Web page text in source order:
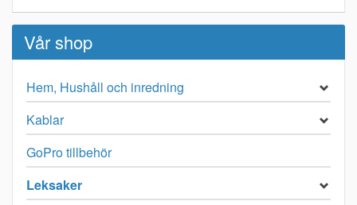
Vår shop
Hem, Hushåll och inredning
Kablar
GoPro tillbehör
Leksaker